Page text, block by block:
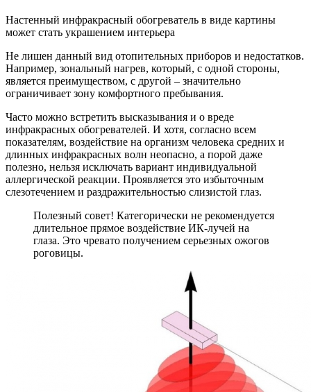
Настенный инфракрасный обогреватель в виде картины
может стать украшением интерьера
Не лишен данный вид отопительных приборов и недостатков.
Например, зональный нагрев, который, с одной стороны,
является преимуществом, с другой – значительно
ограничивает зону комфортного пребывания.
Часто можно встретить высказывания и о вреде
инфракрасных обогревателей. И хотя, согласно всем
показателям, воздействие на организм человека средних и
длинных инфракрасных волн неопасно, а порой даже
полезно, нельзя исключать вариант индивидуальной
аллергической реакции. Проявляется это избыточным
слезотечением и раздражительностью слизистой глаз.
Полезный совет! Категорически не рекомендуется
длительное прямое воздействие ИК-лучей на
глаза. Это чревато получением серьезных ожогов
роговицы.